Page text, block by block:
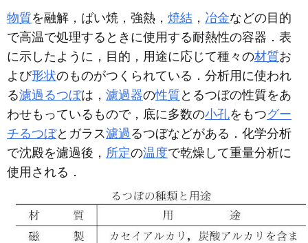
物質を融解，ばい焼，強熱， 焼結 ， 冶金などの目的
で高温で処理するときに使用する耐熱性の容器．表
に示したように，目的，用途に応じて種々の材質お
よび形状のものがつくられている．分析用に使われ
る濾過るつぼは， 濾過器の性質とるつぼの性質をあ
わせもっているもので，底に多数の小孔をもつグー
チるつぼとガラス濾過 るつぼなどがある．化学分析
で沈殿を濾過後， 所定の温度で乾燥して重量分析に
使用される．